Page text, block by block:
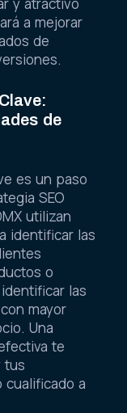
a mejorar
de
de
es un paso
SEO
utilizan
identificar las
o
las
mayor
Una
te
tus
cualificado a